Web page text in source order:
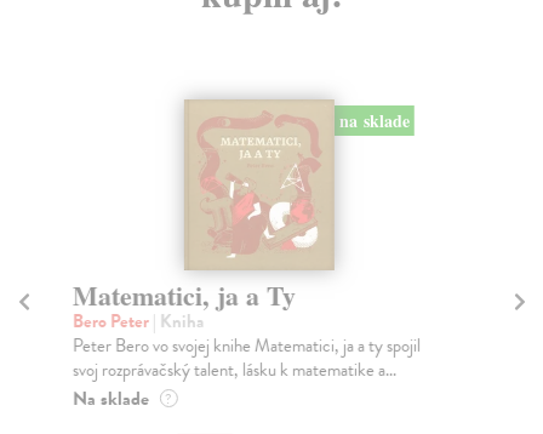
na sklade
Matematici, ja a Ty
Bero Peter| Kniha
Peter Bero vo svojej knihe Matematici, ja a ty spojil
svoj rozprávačský talent, lásku k matematike a...
Na sklade ?